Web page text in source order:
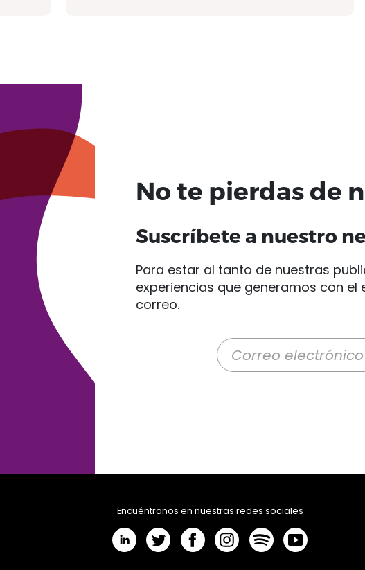
No te pierdas de
Suscríbete a nuestro
Para estar al tanto de nuestras
experiencias que generamos con
correo.
Correo electrónico
Encuéntranos en nuestras redes sociales